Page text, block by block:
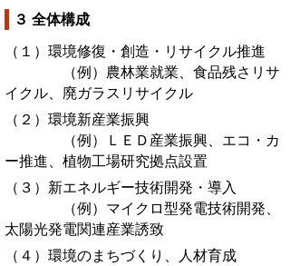
３ 全体構成
（１）環境修復・創造・リサイクル推進
（例）農林業就業、食品残さリサ
イクル、廃ガラスリサイクル
（２）環境新産業振興
（例）ＬＥＤ産業振興、エコ・カ
ー推進、植物工場研究拠点設置
（３）新エネルギー技術開発・導入
（例）マイクロ型発電技術開発、
太陽光発電関連産業誘致
（４）環境のまちづくり、人材育成